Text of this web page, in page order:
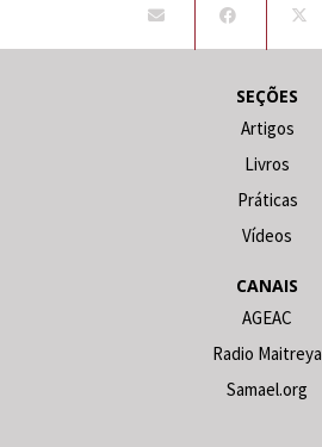
SEÇÕES
Artigos
Livros
Práticas
Vídeos
CANAIS
AGEAC
Radio Maitreya
Samael.org